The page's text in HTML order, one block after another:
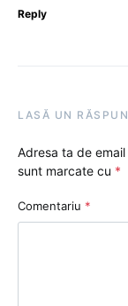
Reply
LASĂ UN
Adresa ta de
sunt marcate cu *
Comentariu *